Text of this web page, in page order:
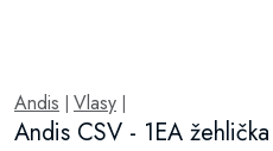
Andis Vlasy
Andis CSV - 1EA